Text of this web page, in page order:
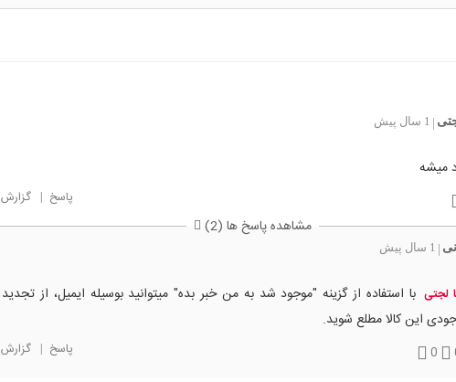
1 سال پیش
میشه
پاسخ | گزارش
مشاهده پاسخ ها (2)
1 سال پیش
لجتی با استفاده از گزینه "موجود شد به من خبر بده" میتوانید بوسیله ایمیل، از تجدید
این کالا مطلع شوید.
0 پاسخ | گزارش